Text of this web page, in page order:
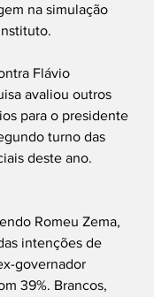
na simulação
Flávio
avaliou outros
para o presidente
turno das
deste ano.
Romeu Zema,
intenções de
governador
39%. Brancos,